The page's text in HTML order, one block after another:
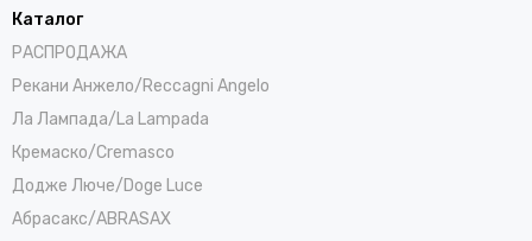
Каталог
РАСПРОДАЖА
Рекани Анжело/Reccagni Angelo
Ла Лампада/La Lampada
Кремаско/Cremasco
Додже Люче/Doge Luce
Абрасакс/ABRASAX